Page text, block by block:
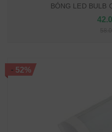
BÓNG LED BULB
-52%